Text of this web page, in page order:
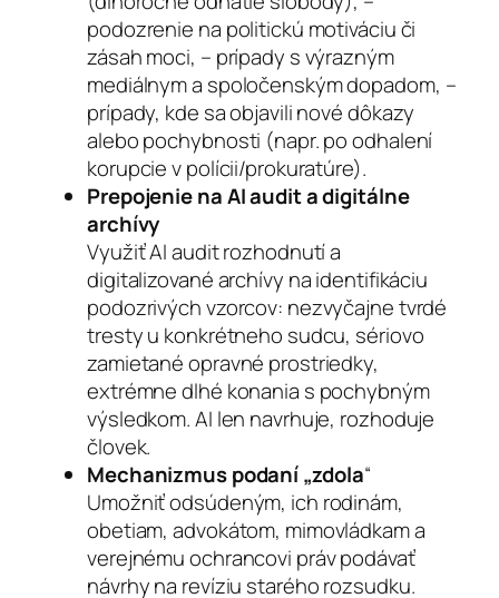
podozrenie na politickú motiváciu či
zásah moci, – prípady s výrazným
mediálnym a spoločenským dopadom, –
prípady, kde sa objavili nové dôkazy
alebo pochybnosti (napr. po odhalení
korupcie v polícii/prokuratúre).
Prepojenie na AI audit a digitálne
archívy
Využiť AI audit rozhodnutí a
digitalizované archívy na identifikáciu
podozrivých vzorcov: nezvyčajne tvrdé
tresty u konkrétneho sudcu, sériovo
zamietané opravné prostriedky,
extrémne dlhé konania s pochybným
výsledkom. AI len navrhuje, rozhoduje
človek.
Mechanizmus podaní„zdola“
Umožniť odsúdeným, ich rodinám,
obetiam, advokátom, mimovládkam a
verejnému ochrancovi práv podávať
návrhy na revíziu starého rozsudku.